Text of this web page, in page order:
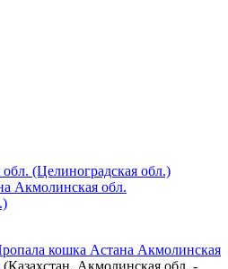
(Целиноградская обл.)
Акмолинская обл.
кошка Астана Акмолинская
(Казахстан, Акмолинская обл. -